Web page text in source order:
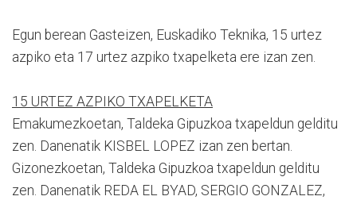
Egun berean Gasteizen, Euskadiko Teknika, 15 urtez
azpiko eta 17 urtez azpiko txapelketa ere izan zen.
15 URTEZ AZPIKO TXAPELKETA
Emakumezkoetan, Taldeka Gipuzkoa txapeldun gelditu
zen. Danenatik KISBEL LOPEZ izan zen bertan.
Gizonezkoetan, Taldeka Gipuzkoa txapeldun gelditu
zen. Danenatik REDA EL BYAD, SERGIO GONZALEZ,